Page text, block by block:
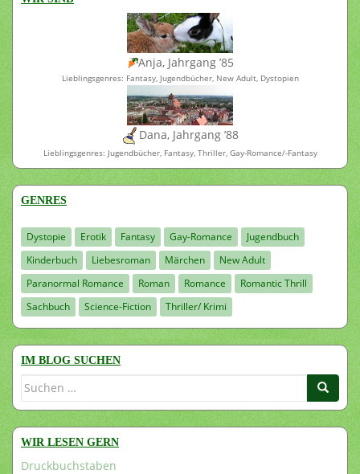
Anja, Jahrgang ’85
Lieblingsgenres: Fantasy, Jugendbücher, New Adult, Dystopien
Dana, Jahrgang ’88
Lieblingsgenres: Jugendbücher, Fantasy, Thriller, Gay-Romance/-Fantasy
GENRES
Dystopie Erotik Fantasy Gay-Romance
Jugendbuch
Kinderbuch
Liebesroman Märchen
New Adult
Paranormal Romance
Roman Romance
Romantic Thrill
Sachbuch
Science-Fiction Thriller/ Krimi
IM BLOG SUCHEN
Suchen
WIR LESEN GERN
Druckbuchstaben